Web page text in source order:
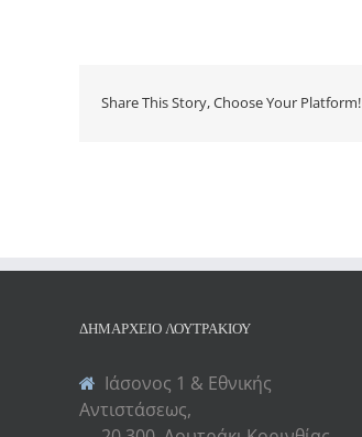
Share This Story, Choose Your Platform!
ΔΗΜΑΡΧΕΊΟ ΛΟΥΤΡΑΚΊΟΥ
Ιάσονος 1 & Εθνικής
Αντιστάσεως,